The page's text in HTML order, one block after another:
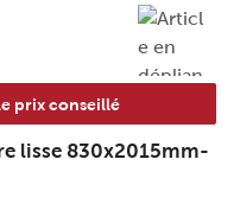
prix conseillé
lisse 830x2015mm-